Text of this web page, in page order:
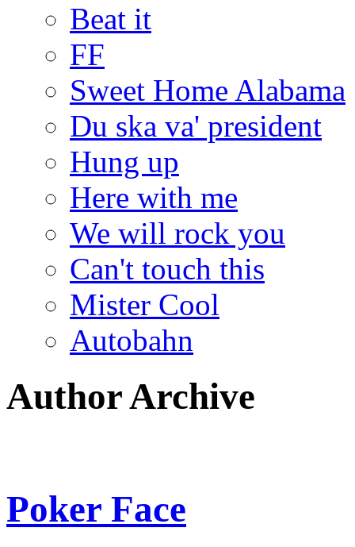
Beat it
FF
Sweet Home Alabama
Du ska va' president
Hung up
Here with me
We will rock you
Can't touch this
Mister Cool
Autobahn
Author Archive
Poker Face